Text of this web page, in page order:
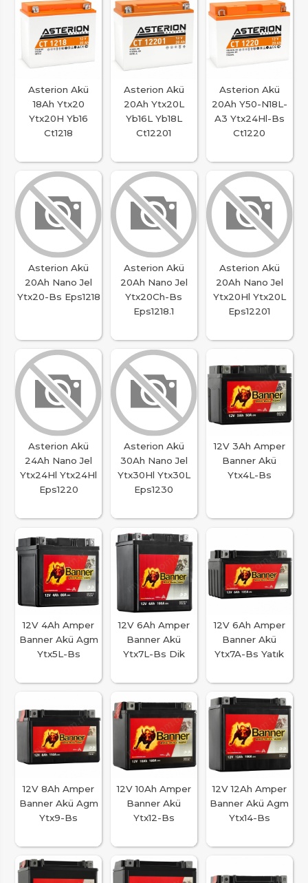
Asterion Akü
18Ah Ytx20
Ytx20H Yb16
Ct1218
Asterion Akü
20Ah Ytx20L
Yb16L Yb18L
Ct12201
Asterion Akü
20Ah Y50-N18L-
A3 Ytx24Hl-Bs
Ct1220
Asterion Akü
20Ah Nano Jel
Ytx20-Bs Eps1218
Asterion Akü
20Ah Nano Jel
Ytx20Ch-Bs
Eps1218.1
Asterion Akü
20Ah Nano Jel
Ytx20Hl Ytx20L
Eps12201
Asterion Akü
24Ah Nano Jel
Ytx24Hl Ytx24Hl
Eps1220
Asterion Akü
30Ah Nano Jel
Ytx30Hl Ytx30L
Eps1230
12V 3Ah Amper
Banner Akü
Ytx4L-Bs
12V 4Ah Amper
Banner Akü Agm
Ytx5L-Bs
12V 6Ah Amper
Banner Akü
Ytx7L-Bs Dik
12V 6Ah Amper
Banner Akü
Ytx7A-Bs Yatık
12V 8Ah Amper
Banner Akü Agm
Ytx9-Bs
12V 10Ah Amper
Banner Akü
Ytx12-Bs
12V 12Ah Amper
Banner Akü Agm
Ytx14-Bs